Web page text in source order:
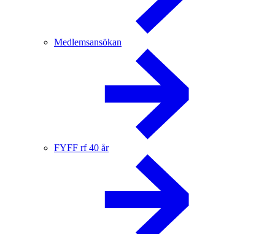
Medlemsansökan
FYFF rf 40 år